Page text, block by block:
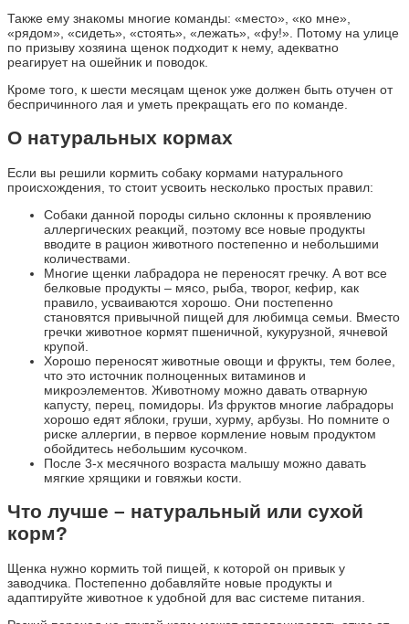
Также ему знакомы многие команды: «место», «ко мне»,
«рядом», «сидеть», «стоять», «лежать», «фу!». Потому на улице
по призыву хозяина щенок подходит к нему, адекватно
реагирует на ошейник и поводок.
Кроме того, к шести месяцам щенок уже должен быть отучен от
беспричинного лая и уметь прекращать его по команде.
О натуральных кормах
Если вы решили кормить собаку кормами натурального
происхождения, то стоит усвоить несколько простых правил:
Собаки данной породы сильно склонны к проявлению
аллергических реакций, поэтому все новые продукты
вводите в рацион животного постепенно и небольшими
количествами.
Многие щенки лабрадора не переносят гречку. А вот все
белковые продукты – мясо, рыба, творог, кефир, как
правило, усваиваются хорошо. Они постепенно
становятся привычной пищей для любимца семьи. Вместо
гречки животное кормят пшеничной, кукурузной, ячневой
крупой.
Хорошо переносят животные овощи и фрукты, тем более,
что это источник полноценных витаминов и
микроэлементов. Животному можно давать отварную
капусту, перец, помидоры. Из фруктов многие лабрадоры
хорошо едят яблоки, груши, хурму, арбузы. Но помните о
риске аллергии, в первое кормление новым продуктом
обойдитесь небольшим кусочком.
После 3-х месячного возраста малышу можно давать
мягкие хрящики и говяжьи кости.
Что лучше – натуральный или сухой
корм?
Щенка нужно кормить той пищей, к которой он привык у
заводчика. Постепенно добавляйте новые продукты и
адаптируйте животное к удобной для вас системе питания.